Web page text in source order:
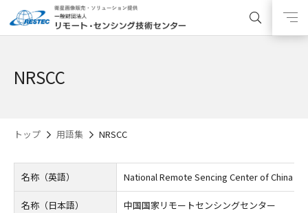
NRSCC
トップ 用語集 NRSCC
名称（英語） National Remote Sencing Center of China
名称（日本語） 中国国家リモートセンシングセンター